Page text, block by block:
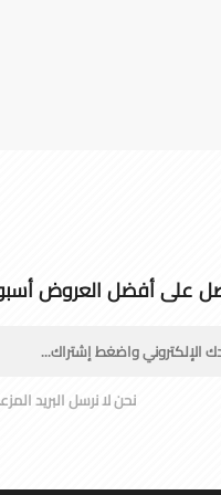
على أفضل العروض
نحن لا نرسل البريد